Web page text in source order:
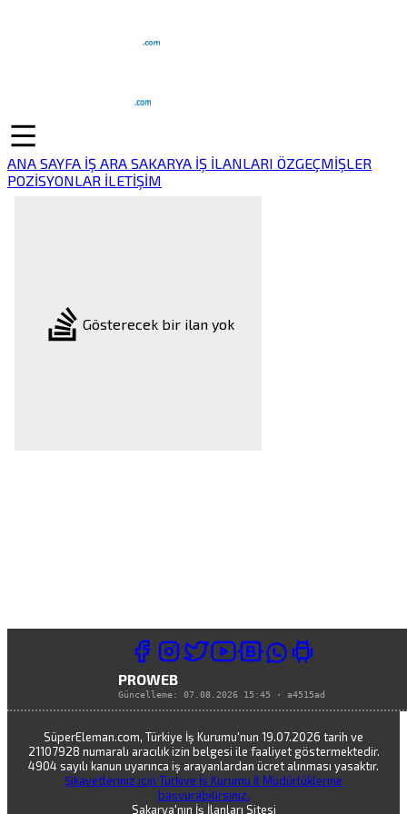
ANA SAYFA İŞ ARA SAKARYA İŞ İLANLARI ÖZGEÇMİŞLER
POZİSYONLAR İLETİŞİM
Gösterecek bir ilan yok
PROWEB
Güncelleme: 07.08.2026 15:45 · a4515ad
SüperEleman.com, Türkiye İş Kurumu'nun 19.07.2026 tarih ve
21107928 numaralı aracılık izin belgesi ile faaliyet göstermektedir.
4904 sayılı kanun uyarınca iş arayanlardan ücret alınması yasaktır.
Şikayetleriniz için Türkiye İş Kurumu İl Müdürlüklerine
başvurabilirsiniz.
Sakarya'nın İş İlanları Sitesi